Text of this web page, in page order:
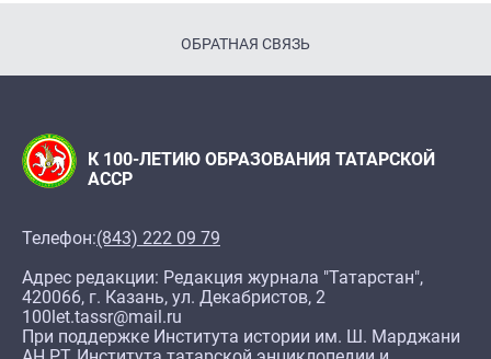
ОБРАТНАЯ СВЯЗЬ
К 100-ЛЕТИЮ ОБРАЗОВАНИЯ ТАТАРСКОЙ
АССР
Телефон:(843) 222 09 79
Адрес редакции: Редакция журнала "Татарстан",
420066, г. Казань, ул. Декабристов, 2
100let.tassr@mail.ru
При поддержке Института истории им. Ш. Марджани